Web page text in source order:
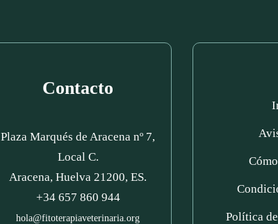
Contacto
Plaza Marqués de Aracena nº 7,
Local C.
Aracena, Huelva 21200, ES.
+34 657 860 944
hola@fitoterapiaveterinaria.org Política